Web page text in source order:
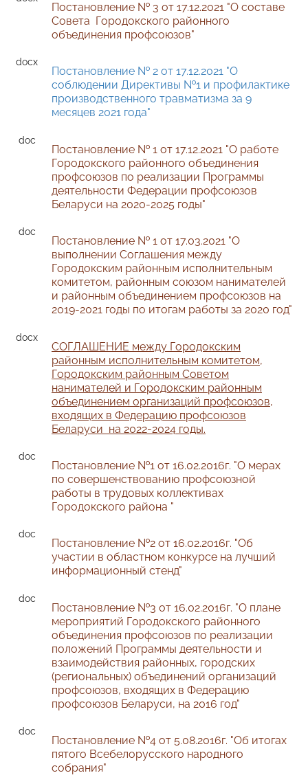
Постановление № 3 от 17.12.2021 "О составе
Совета Городокского районного
объединения профсоюзов"
Постановление № 2 от 17.12.2021 "О
соблюдении Директивы №1 и профилактике
производственного травматизма за 9
месяцев 2021 года"
Постановление № 1 от 17.12.2021 "О работе
Городокского районного объединения
профсоюзов по реализации Программы
деятельности Федерации профсоюзов
Беларуси на 2020-2025 годы"
Постановление № 1 от 17.03.2021 "О
выполнении Соглашения между
Городокским районным исполнительным
комитетом, районным союзом нанимателей
и районным объединением профсоюзов на
2019-2021 годы по итогам работы за 2020 год"
СОГЛАШЕНИЕ между Городокским
районным исполнительным комитетом,
Городокским районным Советом
нанимателей и Городокским районным
объединением организаций профсоюзов,
входящих в Федерацию профсоюзов
Беларуси на 2022-2024 годы.
Постановление №1 от 16.02.2016г. "О мерах
по совершенствованию профсоюзной
работы в трудовых коллективах
Городокского района "
Постановление №2 от 16.02.2016г. "Об
участии в областном конкурсе на лучший
информационный стенд"
Постановление №3 от 16.02.2016г. "О плане
мероприятий Городокского районного
объединения профсоюзов по реализации
положений Программы деятельности и
взаимодействия районных, городских
(региональных) объединений организаций
профсоюзов, входящих в Федерацию
профсоюзов Беларуси, на 2016 год"
Постановление №4 от 5.08.2016г. "Об итогах
пятого Всебелорусского народного
собрания"